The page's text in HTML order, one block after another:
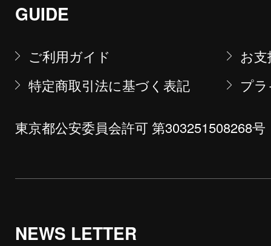
GUIDE
ご利用ガイド
お
特定商取引法に基づく表記
プ
東京都公安委員会許可 第303251508268号
NEWS LETTER